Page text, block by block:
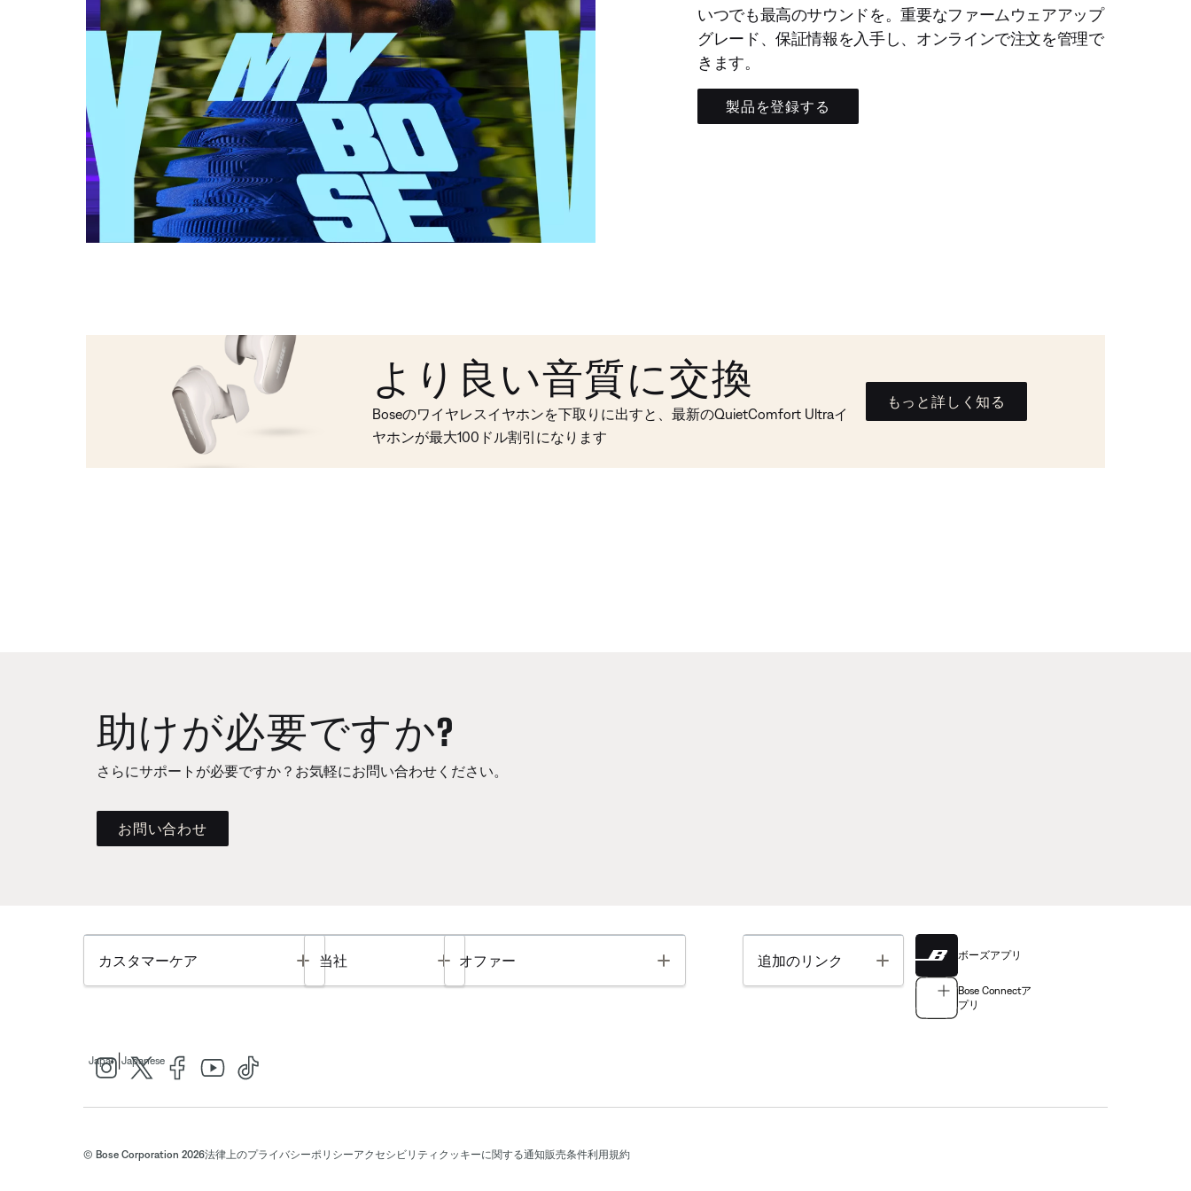
いつでも最高のサウンドを。重要なファームウェアアップ
グレード、保証情報を入手し、オンラインで注文を管理で
きます。
製品を登録する
より良い音質に交換
Boseのワイヤレスイヤホンを下取りに出すと、最新のQuietComfort Ultraイ
ヤホンが最大100ドル割引になります
もっと詳しく知る
助けが必要ですか?
さらにサポートが必要ですか？お気軽にお問い合わせください。
お問い合わせ
カスタマーケア Toggle
当社 Toggle
オファー Toggle 追加のリンク Toggle ボーズアプリ
Bose Connectア
プリ
Japan Japanese
© Bose Corporation 2026法律上のプライバシーポリシーアクセシビリティ クッキーに関する通知販売条件利用規約